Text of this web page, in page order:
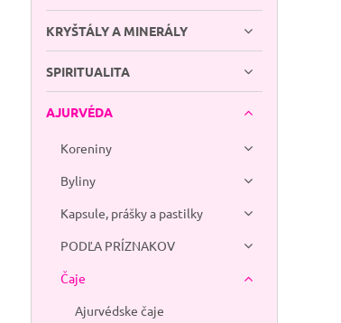
KRYŠTÁLY A MINERÁLY
SPIRITUALITA
AJURVÉDA
Koreniny
Byliny
Kapsule, prášky a pastilky
PODĽA PRÍZNAKOV
Čaje
Ajurvédske čaje